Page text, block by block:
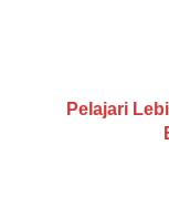
Pelajari